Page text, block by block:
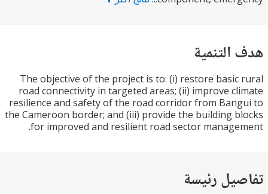
The objective of the project is to: (i) restore
road connectivity in targeted areas; (ii) improve
resilience and safety of the road corridor from
the Cameroon border; and (iii) provide the building
for improved and resilient road sector
رئيسة